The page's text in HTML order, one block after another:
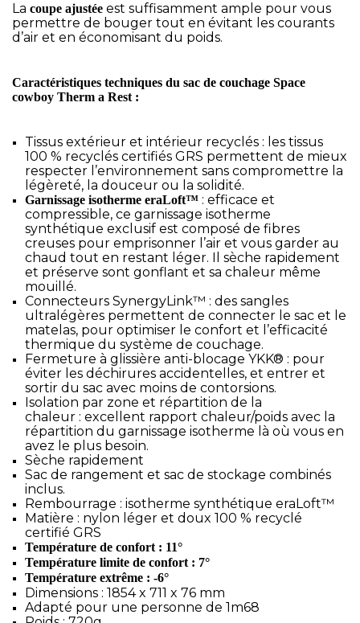
La coupe ajustée est suffisamment ample pour vous
permettre de bouger tout en évitant les courants
d’air et en économisant du poids.
Caractéristiques techniques du sac de couchage Space
cowboy Therm a Rest :
Tissus extérieur et intérieur recyclés : les tissus
100 % recyclés certifiés GRS permettent de mieux
respecter l’environnement sans compromettre la
légèreté, la douceur ou la solidité.
Garnissage isotherme eraLoft™ : efficace et
compressible, ce garnissage isotherme
synthétique exclusif est composé de fibres
creuses pour emprisonner l’air et vous garder au
chaud tout en restant léger. Il sèche rapidement
et préserve sont gonflant et sa chaleur même
mouillé.
Connecteurs SynergyLink™ : des sangles
ultralégères permettent de connecter le sac et le
matelas, pour optimiser le confort et l’efficacité
thermique du système de couchage.
Fermeture à glissière anti-blocage YKK® : pour
éviter les déchirures accidentelles, et entrer et
sortir du sac avec moins de contorsions.
Isolation par zone et répartition de la
chaleur : excellent rapport chaleur/poids avec la
répartition du garnissage isotherme là où vous en
avez le plus besoin.
Sèche rapidement
Sac de rangement et sac de stockage combinés
inclus.
Rembourrage : isotherme synthétique eraLoft™
Matière : nylon léger et doux 100 % recyclé
certifié GRS
Température de confort : 11°
Température limite de confort : 7°
Température extrême : -6°
Dimensions : 1854 x 711 x 76 mm
Adapté pour une personne de 1m68